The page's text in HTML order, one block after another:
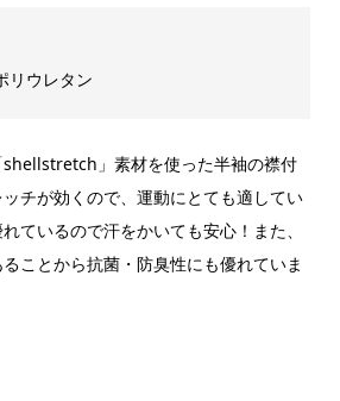
リウレタン
shellstretch」素材を使った半袖の襟付
チが効くので、運動にとても適してい
ているので汗をかいても安心！また、
ことから抗菌・防臭性にも優れていま